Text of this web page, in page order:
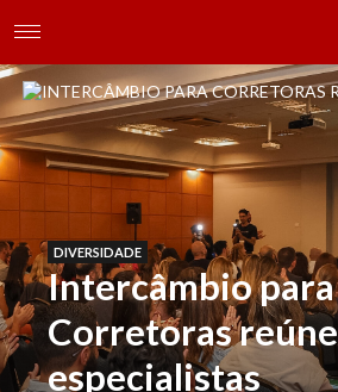
DIVERSIDADE
Intercâmbio para
Corretoras reúne
especialistas